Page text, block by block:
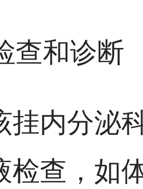
查和诊断
挂内分泌
检查，如